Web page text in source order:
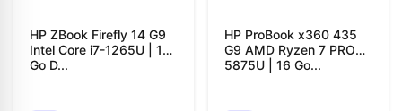
HP ZBook Firefly 14 G9
Intel Core i7-1265U | 16
Go D...
HP ProBook x360 435
G9 AMD Ryzen 7 PRO
5875U | 16 Go...